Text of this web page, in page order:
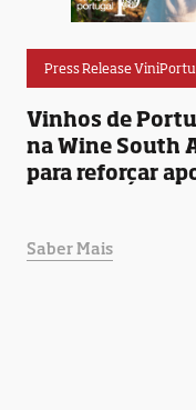
Press Release
Vinhos de
na Wine South
para reforçar
Saber Mais